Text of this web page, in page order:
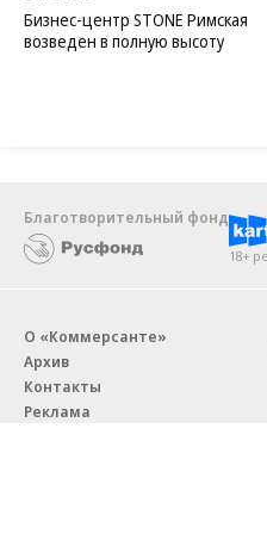
Бизнес-центр STONE Римская
возведен в полную высоту
Благотворительный фонд
18+
О «Коммерсанте»
Архив
Контакты
Реклама